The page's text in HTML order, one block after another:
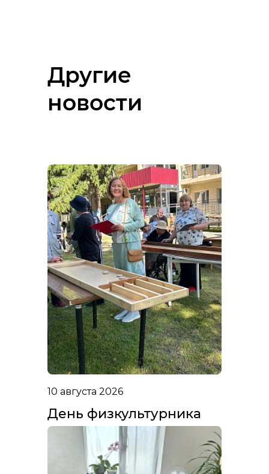
Другие
новости
10 августа 2026
День физкультурника